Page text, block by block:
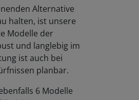
Alternative
halten, ist unsere
Modelle der
und langlebig im
ist auch bei
planbar.
6 Modelle